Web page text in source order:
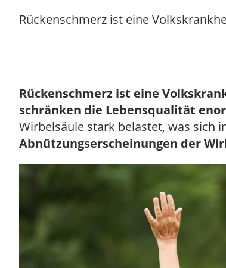
Rückenschmerz ist eine
Rückenschmerz ist eine
schränken die Lebensqualität
Wirbelsäule stark belastet, was sich
Abnützungserscheinungen der